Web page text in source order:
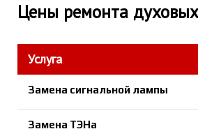
Цены ремонта
Услуга
Замена сигнальной лампы
Замена ТЭНа